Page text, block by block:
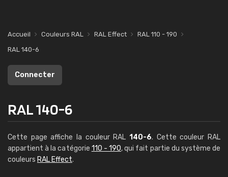
Accueil Couleurs RAL RAL Effect
RAL 110 - 190
RAL 140-6
Connecter
RAL 140-6
Cette page affiche la couleur RAL 140-6. Cette couleur RAL
appartient à la catégorie 110 - 190, qui fait partie du système de
couleurs RAL Effect.